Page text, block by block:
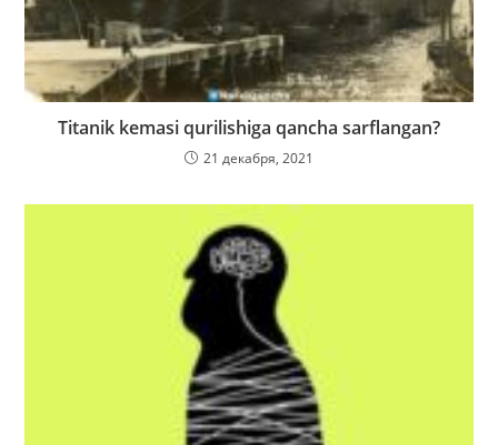
Titanik kemasi qurilishiga qancha sarflangan?
21 декабря, 2021